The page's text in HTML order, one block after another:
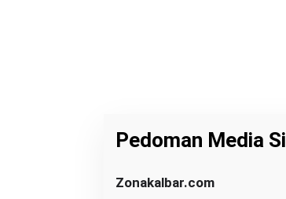
Pedoman Media
|
J
Zonakalbar.com